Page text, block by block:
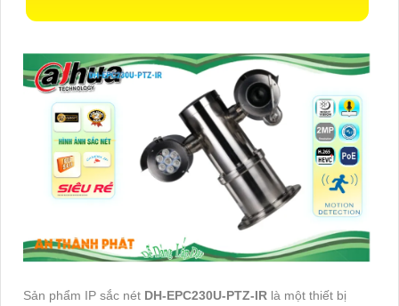
Sản phẩm IP sắc nét DH-EPC230U-PTZ-IR là một thiết bị